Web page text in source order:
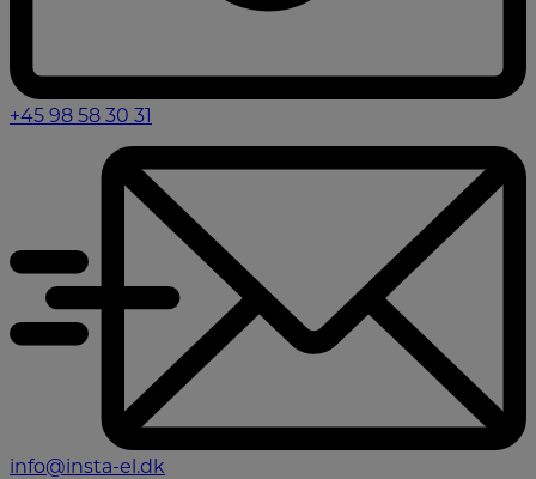
+45 98 58 30 31
info@insta-el.dk